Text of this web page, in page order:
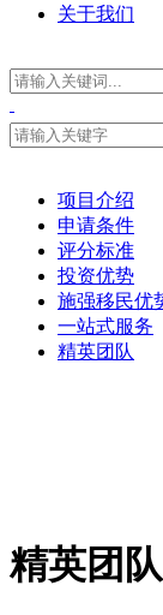
关于我们
项目介绍
申请条件
评分标准
投资优势
施强移民优
一站式服务
精英团队
精英团队